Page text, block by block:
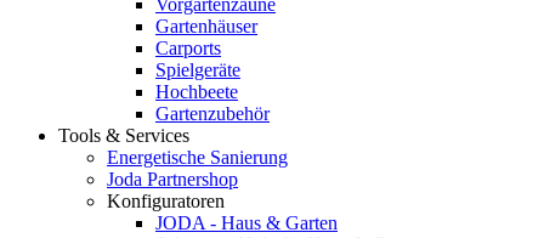
Vorgartenzäune
Gartenhäuser
Carports
Spielgeräte
Hochbeete
Gartenzubehör
Tools & Services
Energetische Sanierung
Joda Partnershop
Konfiguratoren
JODA - Haus & Garten